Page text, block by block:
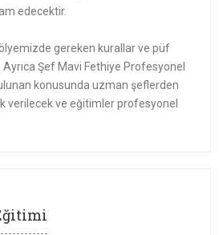
edecektir.
gereken kurallar ve püf
Şef Mavi Fethiye Profesyonel
konusunda uzman şeflerden
verilecek ve eğitimler profesyonel